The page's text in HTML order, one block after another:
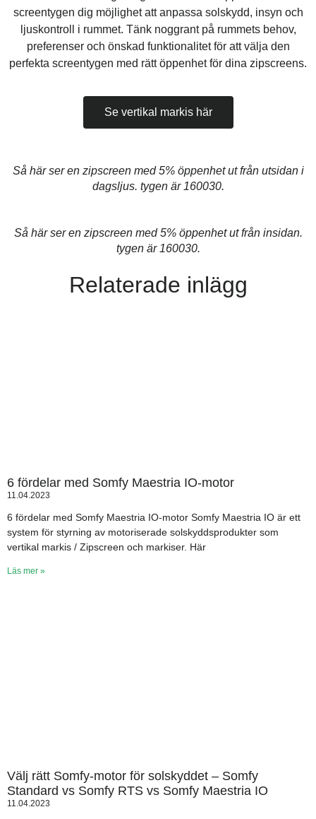
screentygen dig möjlighet att anpassa solskydd, insyn och
ljuskontroll i rummet. Tänk noggrant på rummets behov,
preferenser och önskad funktionalitet för att välja den
perfekta screentygen med rätt öppenhet för dina zipscreens.
Se vertikal markis här
Så här ser en zipscreen med 5% öppenhet ut från utsidan i
dagsljus. tygen är 160030.
Så här ser en zipscreen med 5% öppenhet ut från insidan.
tygen är 160030.
Relaterade inlägg
6 fördelar med Somfy Maestria IO-motor
11.04.2023
6 fördelar med Somfy Maestria IO-motor Somfy Maestria IO är ett
system för styrning av motoriserade solskyddsprodukter som
vertikal markis / Zipscreen och markiser. Här
Läs mer »
Välj rätt Somfy-motor för solskyddet – Somfy
Standard vs Somfy RTS vs Somfy Maestria IO
11.04.2023